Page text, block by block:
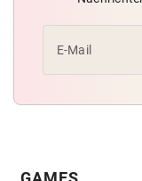
E-Mail